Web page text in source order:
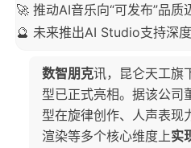
🚀 推动AI音乐向“可发布”品质
🔮 未来推出AI Studio支持深
数智朋克讯，昆仑天工旗
型已正式亮相。据该公司
型在旋律创作、人声表现
渲染等多个核心维度上实